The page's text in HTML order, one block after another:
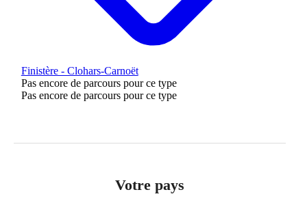
Finistère - Clohars-Carnoët
Pas encore de parcours pour ce type
Pas encore de parcours pour ce type
Votre pays